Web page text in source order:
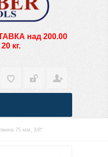
над 200.00
кг.
75 мм, 3/8"